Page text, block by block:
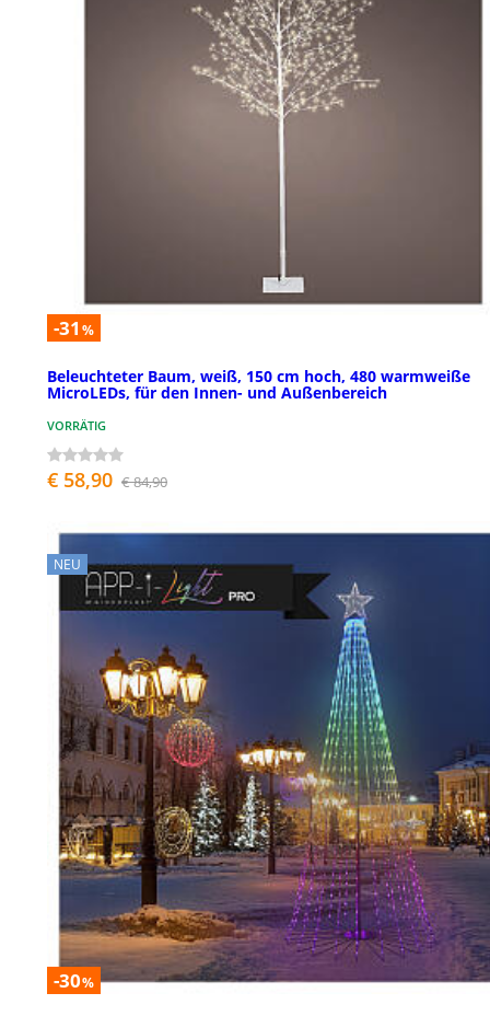
-31 %
Beleuchteter Baum, weiß, 150 cm hoch, 480 warmweiße
MicroLEDs, für den Innen- und Außenbereich
VORRÄTIG
€ 58,90 € 84,90
NEU
-30%